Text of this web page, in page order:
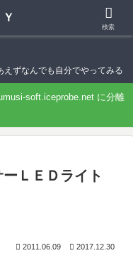
ずなんでも自分でやってみる
soft.iceprobe.net に分離
ＬＥＤライト
2011.06.09 2017.12.30
検索